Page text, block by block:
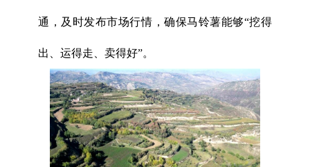
通，及时发布市场行情，确保马铃薯能够“挖得
出、运得走、卖得好”。